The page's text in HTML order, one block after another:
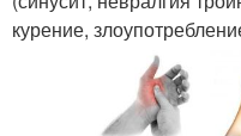
курение,